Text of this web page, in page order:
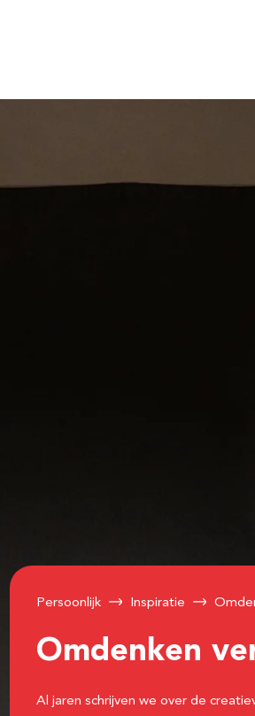
Persoonlijk Inspiratie
Omdenken
Al jaren schrijven we over de